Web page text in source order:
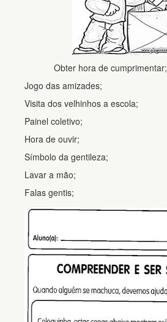
Obter hora de cumprimentar;
Jogo das amizades;
Visita dos velhinhos a escola;
Painel coletivo;
Hora de ouvir;
Símbolo da gentileza;
Lavar a mão;
Falas gentis;